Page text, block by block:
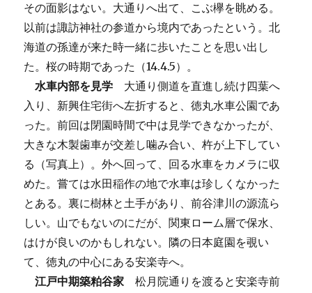
その面影はない。大通りへ出て、こぶ欅を眺める。
以前は諏訪神社の参道から境内であったという。北
海道の孫達が来た時一緒に歩いたことを思い出し
た。桜の時期であった（14.4.5）。
水車内部を見学 大通り側道を直進し続け四葉へ
入り、新興住宅街へ左折すると、徳丸水車公園であ
った。前回は閉園時間で中は見学できなかったが、
大きな木製歯車が交差し噛み合い、杵が上下してい
る（写真上）。外へ回って、回る水車をカメラに収
めた。嘗ては水田稲作の地で水車は珍しくなかった
とある。裏に樹林と土手があり、前谷津川の源流ら
しい。山でもないのにだが、関東ローム層で保水、
はけが良いのかもしれない。隣の日本庭園を覗い
て、徳丸の中心にある安楽寺へ。
江戸中期築粕谷家 松月院通りを渡ると安楽寺前